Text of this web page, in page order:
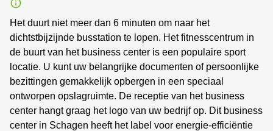
Het duurt niet meer dan 6 minuten om naar het
dichtstbijzijnde busstation te lopen. Het fitnesscentrum in
de buurt van het business center is een populaire sport
locatie. U kunt uw belangrijke documenten of persoonlijke
bezittingen gemakkelijk opbergen in een speciaal
ontworpen opslagruimte. De receptie van het business
center hangt graag het logo van uw bedrijf op. Dit business
center in Schagen heeft het label voor energie-efficiëntie